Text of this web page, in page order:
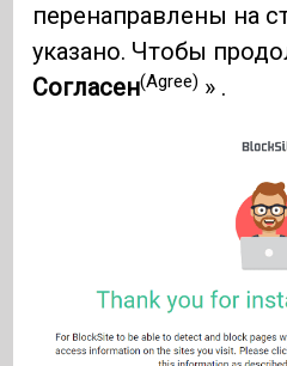
перенаправлены на
указано. Чтобы
Согласен(Agree) » .